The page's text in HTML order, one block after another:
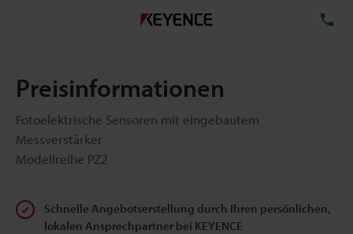
Preisinformationen
Fotoelektrische Sensoren mit eingebautem
Messverstärker
Modellreihe PZ2
Schnelle Angebotserstellung durch Ihren persönlichen,
lokalen Ansprechpartner bei KEYENCE